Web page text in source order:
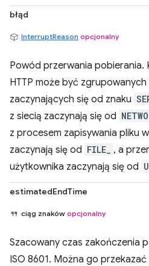
błąd
InterruptReason opcjonalny
Powód przerwania pobierania.
HTTP może być
zaczynających się od znaku
z siecią zaczynają się od
z procesem zapisywania pliku
zaczynają się od FILE_
, a
użytkownika zaczynają się od
estimatedEndTime
ciąg znaków opcjonalny
Szacowany czas zakończenia
ISO 8601. Można go